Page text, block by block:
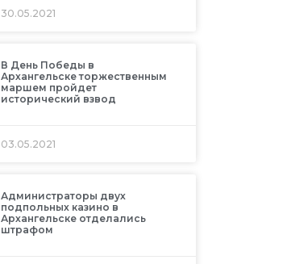
30.05.2021
В День Победы в
Архангельске торжественным
маршем пройдет
исторический взвод
03.05.2021
Администраторы двух
подпольных казино в
Архангельске отделались
штрафом